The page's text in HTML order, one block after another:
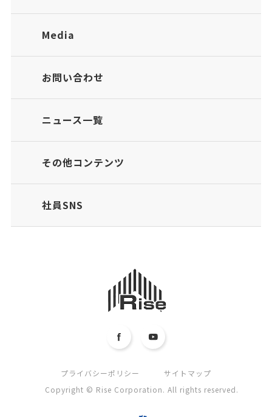
Media
お問い合わせ
ニュース一覧
その他コンテンツ
社員SNS
プライバシーポリシー
サイトマップ
Copyright © Rise Corporation. All rights reserved.